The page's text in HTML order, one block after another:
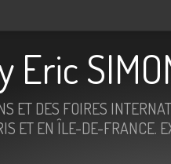
Eric
ET DES FOIRES
ET EN ÎLE-DE-FRANCE.